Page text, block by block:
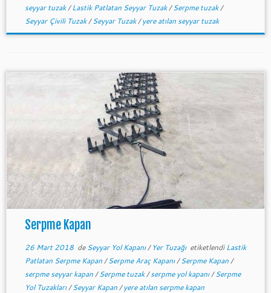
seyyar tuzak/Lastik Patlatan Seyyar Tuzak/Serpme tuzak/
Seyyar Çivili Tuzak/Seyyar Tuzak/yere atılan seyyar tuzak
Serpme Kapan
26 Mart 2018deSeyyar Yol Kapanı/ Yer Tuzağı etiketlendiLastik
Patlatan Serpme Kapan/Serpme Araç Kapanı/Serpme Kapan/
serpme seyyar kapan/Serpme tuzak/serpme yol kapanı/Serpme
Yol Tuzakları/Seyyar Kapan/yere atılan serpme kapan